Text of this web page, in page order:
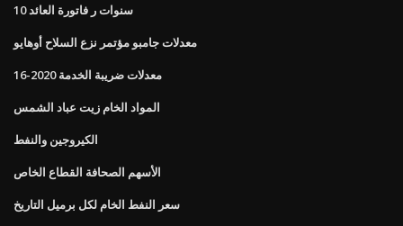
10 سنوات ر فاتورة العائد
معدلات جامبو مؤتمر نزع السلاح أوهايو
معدلات ضريبة الخدمة 2020-16
المواد الخام زيت عباد الشمس
الكيروجين والنفط
الأسهم الصحافة القطاع الخاص
سعر النفط الخام لكل برميل التاريخ